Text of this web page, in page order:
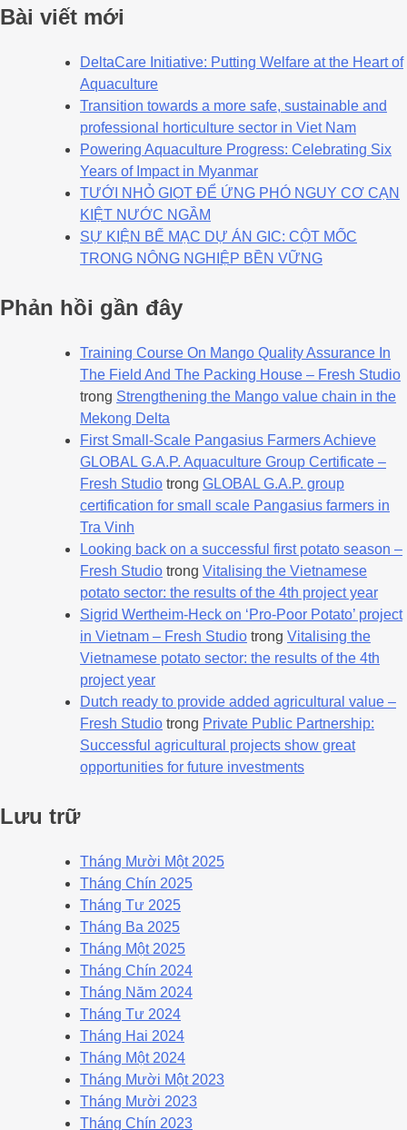
Bài viết mới
DeltaCare Initiative: Putting Welfare at the Heart of
Aquaculture
Transition towards a more safe, sustainable and
professional horticulture sector in Viet Nam
Powering Aquaculture Progress: Celebrating Six
Years of Impact in Myanmar
TƯỚI NHỎ GIỌT ĐỂ ỨNG PHÓ NGUY CƠ CẠN
KIỆT NƯỚC NGẦM
SỰ KIỆN BẾ MẠC DỰ ÁN GIC: CỘT MỐC
TRONG NÔNG NGHIỆP BỀN VỮNG
Phản hồi gần đây
Training Course On Mango Quality Assurance In
The Field And The Packing House – Fresh Studio
trong Strengthening the Mango value chain in the
Mekong Delta
First Small-Scale Pangasius Farmers Achieve
GLOBAL G.A.P. Aquaculture Group Certificate –
Fresh Studio trong GLOBAL G.A.P. group
certification for small scale Pangasius farmers in
Tra Vinh
Looking back on a successful first potato season –
Fresh Studio trong Vitalising the Vietnamese
potato sector: the results of the 4th project year
Sigrid Wertheim-Heck on ‘Pro-Poor Potato’ project
in Vietnam – Fresh Studio trong Vitalising the
Vietnamese potato sector: the results of the 4th
project year
Dutch ready to provide added agricultural value –
Fresh Studio trong Private Public Partnership:
Successful agricultural projects show great
opportunities for future investments
Lưu trữ
Tháng Mười Một 2025
Tháng Chín 2025
Tháng Tư 2025
Tháng Ba 2025
Tháng Một 2025
Tháng Chín 2024
Tháng Năm 2024
Tháng Tư 2024
Tháng Hai 2024
Tháng Một 2024
Tháng Mười Một 2023
Tháng Mười 2023
Tháng Chín 2023